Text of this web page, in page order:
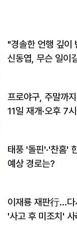
"경솔한 언행 깊이
신동엽, 무슨 일이
프로야구, 주말까
11일 재개·오후 7
태풍 '돌핀'·'찬홈'
예상 경로는?
이재룡 재판行…다
'사고 후 미조치' 사